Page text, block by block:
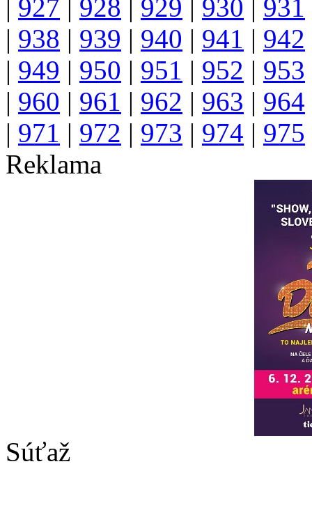
927 928 929 930 931
| 938 | 939 | 940 | 941 | 942
| 949 | 950 | 951 | 952 | 953
| 960 | 961 | 962 | 963 | 964
| 971 | 972 | 973 | 974 | 975
Reklama
Súťaž